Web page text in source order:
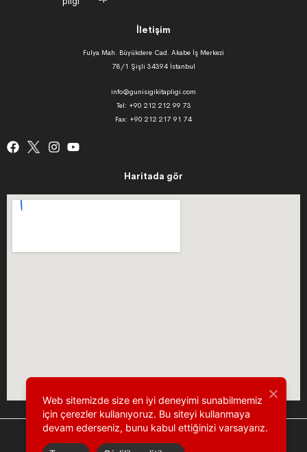
İletişim
Fulya Mah. Büyükdere Cad. Akabe İş Merkezi
78/1 Şişli 34394 İstanbul
info@gunisigikitapligi.com
Tel: +90 212 212 99 73
Fax: +90 212 217 91 74
Haritada gör
Web sitemizde size en iyi deneyimi sunabilmemiz
için çerezler kullanıyoruz. Bu siteyi kullanmaya
devam ederseniz, bunu kabul ettiğinizi varsayarız.